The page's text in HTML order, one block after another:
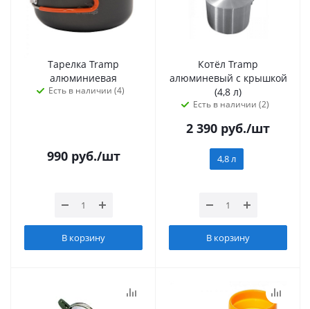
Тарелка Tramp
алюминиевая
Есть в наличии (4)
990руб./шт
В корзину
Котёл Tramp
алюминевый с крышкой
(4,8 л)
Есть в наличии (2)
2 390 руб./шт
4,8 л
В корзину